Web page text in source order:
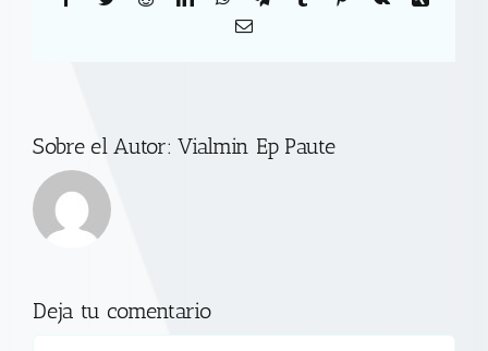
Correo
Sobre el Autor:Vialmin Ep Paute
Deja tu comentario